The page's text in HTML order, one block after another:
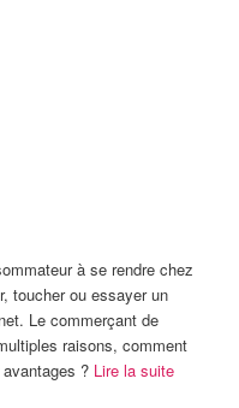
à se rendre chez
toucher ou essayer un
Le commerçant de
raisons, comment
? Lire la suite